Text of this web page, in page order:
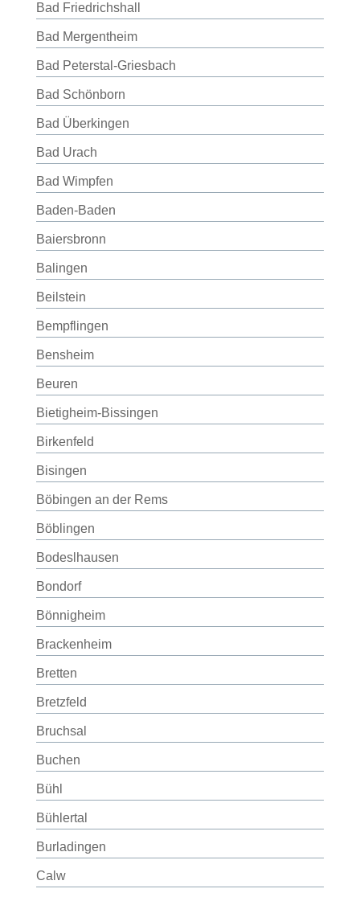
Bad Friedrichshall
Bad Mergentheim
Bad Peterstal-Griesbach
Bad Schönborn
Bad Überkingen
Bad Urach
Bad Wimpfen
Baden-Baden
Baiersbronn
Balingen
Beilstein
Bempflingen
Bensheim
Beuren
Bietigheim-Bissingen
Birkenfeld
Bisingen
Böbingen an der Rems
Böblingen
Bodeslhausen
Bondorf
Bönnigheim
Brackenheim
Bretten
Bretzfeld
Bruchsal
Buchen
Bühl
Bühlertal
Burladingen
Calw